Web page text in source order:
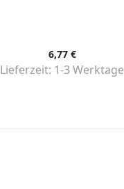
6,77 €
Lieferzeit: 1-3 Werktage